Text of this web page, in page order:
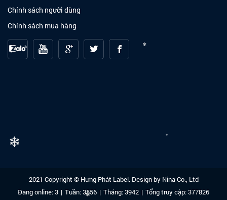
Chính sách người dùng
Chính sách mua hàng
2021 Copyright © Hưng Phát Label. Design by Nina Co., Ltd
Đang online: 3 | Tuần: 3556 | Tháng: 3942 | Tổng truy cập: 377826
❄